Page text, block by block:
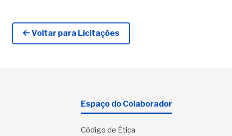
Voltar para Licitações
Espaço do Colaborador
Código de Ética